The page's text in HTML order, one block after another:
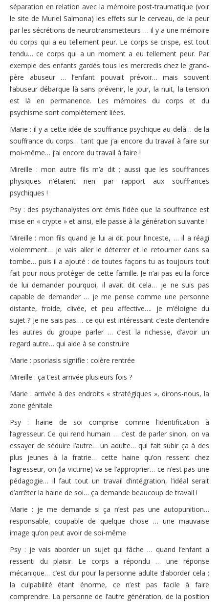
séparation en relation avec la mémoire post-traumatique (voir
le site de Muriel Salmona) les effets sur le cerveau, de la peur
par les sécrétions de neurotransmetteurs … il y a une mémoire
du corps qui a eu tellement peur. Le corps se crispe, est tout
tendu… ce corps qui a un moment a eu tellement peur. Par
exemple des enfants gardés tous les mercredis chez le grand-
père abuseur … l’enfant pouvait prévoir… mais souvent
l’abuseur débarque là sans prévenir, le jour, la nuit, la tension
est là en permanence. Les mémoires du corps et du
psychisme sont complètement liées.
Marie : il y a cette idée de souffrance psychique au-delà… de la
souffrance du corps… tant que j’ai encore du travail à faire sur
moi-même… j’ai encore du travail à faire !
Mireille : mon autre fils m’a dit ; aussi que les souffrances
physiques n’étaient rien par rapport aux souffrances
psychiques !
Psy : des psychanalystes ont émis l’idée que la souffrance est
mise en « crypte » et ainsi, elle passe à la génération suivante !
Mireille : mon fils quand je lui ai dit pour l’inceste, … il a réagi
violemment… je vais aller le déterrer et le retourner dans sa
tombe… puis il a ajouté : de toutes façons tu as toujours tout
fait pour nous protéger de cette famille. Je n’ai pas eu la force
de lui demander pourquoi, il avait dit cela… je ne suis pas
capable de demander … je me pense comme une personne
distante, froide, clivée, et peu affective…. je m’éloigne du
sujet ? Je ne sais pas…. ce qui est intéressant c’este d’entendre
les autres du groupe parler … c’est la richesse, d’avoir un
regard autre… qui aide à se construire
Marie : psoriasis signifie : colère rentrée
Mireille : ça t’est arrivée plusieurs fois ?
Marie : arrivée à des endroits « stratégiques », dirons-nous, la
zone génitale
Psy : haine de soi comprise comme l’identification à
l’agresseur. Ce qui rend humain … c’est de parler sinon, on va
essayer de séduire l’autre… un adulte… qui fait subir ça à des
plus jeunes à la fratrie… cette haine qu’on ressent chez
l’agresseur, on (la victime) va se l’approprier… ce n’est pas une
pédagogie… il faut tout un travail d’intégration, l’idéal serait
d’arrêter la haine de soi… ça demande beaucoup de travail !
Marie : je me demande si ça n’est pas une autopunition…
responsable, coupable de quelque chose … une mauvaise
image qu’on peut avoir de soi-même
Psy : je vais aborder un sujet qui fâche … quand l’enfant a
ressenti du plaisir. Le corps a répondu … une réponse
mécanique… c’est dur pour la personne adulte d’aborder cela ;
la culpabilité étant énorme, ce n’est pas facile à faire
comprendre. La personne de l’autre génération, de la position